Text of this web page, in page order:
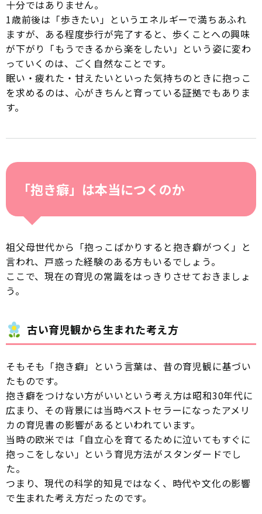
十分ではありません。
1歳前後は「歩きたい」というエネルギーで満ちあふれ
ますが、ある程度歩行が完了すると、歩くことへの興味
が下がり「もうできるから楽をしたい」という姿に変わ
っていくのは、ごく自然なことです。
眠い・疲れた・甘えたいといった気持ちのときに抱っこ
を求めるのは、心がきちんと育っている証拠でもありま
す。
「抱き癖」は本当につくのか
祖父母世代から「抱っこばかりすると抱き癖がつく」と
言われ、戸惑った経験のある方もいるでしょう。
ここで、現在の育児の常識をはっきりさせておきましょ
う。
古い育児観から生まれた考え方
そもそも「抱き癖」という言葉は、昔の育児観に基づい
たものです。
抱き癖をつけない方がいいという考え方は昭和30年代に
広まり、その背景には当時ベストセラーになったアメリ
カの育児書の影響があるといわれています。
当時の欧米では「自立心を育てるために泣いてもすぐに
抱っこをしない」という育児方法がスタンダードでし
た。
つまり、現代の科学的知見ではなく、時代や文化の影響
で生まれた考え方だったのです。